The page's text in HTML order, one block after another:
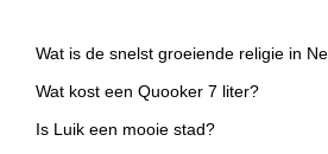
Wat is de snelst groeiende religie in
Wat kost een Quooker 7 liter?
Is Luik een mooie stad?